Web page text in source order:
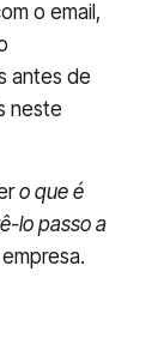
o email,
antes de
neste
o que é
lo passo a